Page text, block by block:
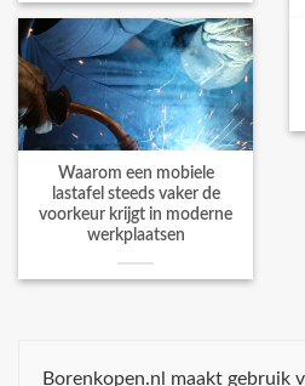
Waarom een mobiele
lastafel steeds vaker de
voorkeur krijgt in moderne
werkplaatsen
Borenkopen.nl maakt gebruik